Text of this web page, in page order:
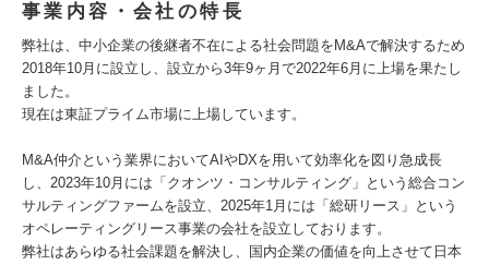
事業内容・会社の特長
弊社は、中小企業の後継者不在による社会問題をM&Aで解決するため
2018年10月に設立し、設立から3年9ヶ月で2022年6月に上場を果たし
ました。
現在は東証プライム市場に上場しています。
M&A仲介という業界においてAIやDXを用いて効率化を図り急成長
し、2023年10月には「クオンツ・コンサルティング」という総合コン
サルティングファームを設立、2025年1月には「総研リース」という
オペレーティングリース事業の会社を設立しております。
弊社はあらゆる社会課題を解決し、国内企業の価値を向上させて日本